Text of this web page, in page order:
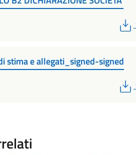
stima e allegati_signed-signed